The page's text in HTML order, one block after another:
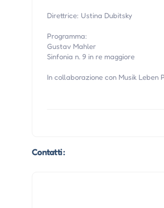
Direttrice: Ustina Dubitsky
Programma:
Gustav Mahler
Sinfonia n. 9 in re maggiore
In collaborazione con Musik
Contatti :